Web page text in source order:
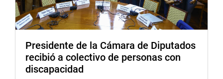
Perú”, manifestó en su cuenta de Facebook.
Así mismo, el parlamentario visitó la Base Naval del
Perú, con la finalidad de conocer de manera directa sus
capacidades operativas, logísticas y de infraestructura,
así como el trabajo que desarrolla en favor de la defensa
Presidente de la Cámara de Diputados
recibió a colectivo de personas con
discapacidad